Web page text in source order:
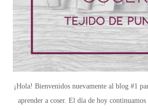
¡Hola! Bienvenidos nuevamente al blog #1
aprender a coser. El día de hoy